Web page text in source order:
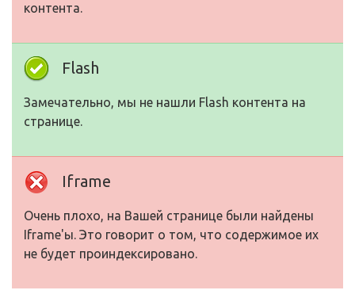
контента.
Flash
Замечательно, мы не нашли Flash контента на
странице.
Iframe
Очень плохо, на Вашей странице были найдены
Iframe'ы. Это говорит о том, что содержимое их
не будет проиндексировано.